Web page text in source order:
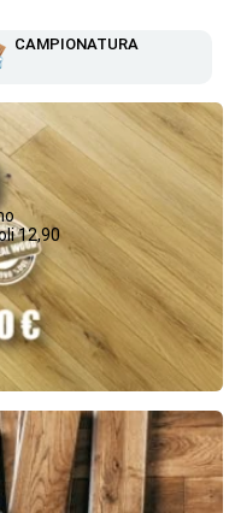
CAMPIONATURA
12,90